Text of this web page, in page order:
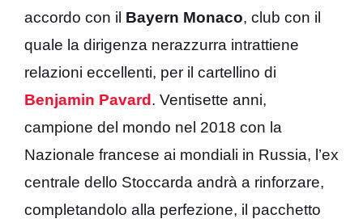
accordo con il Bayern Monaco, club con il
quale la dirigenza nerazzurra intrattiene
relazioni eccellenti, per il cartellino di
Benjamin Pavard . Ventisette anni,
campione del mondo nel 2018 con la
Nazionale francese ai mondiali in Russia, l’ex
centrale dello Stoccarda andrà a rinforzare,
completandolo alla perfezione, il pacchetto